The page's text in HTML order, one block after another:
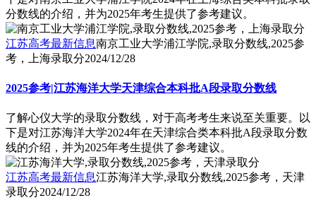
分数线的介绍，并为2025年考生提供了参考建议。
江苏高考最新信息南京工业大学浦江学院,录取分数线,2025参
考，上海录取分2024/12/28
2025参考|江苏海洋大学天津综合本科批A段录取分数线
了解心仪大学的录取分数线，对于高考考生来说至关重要。以
下是对江苏海洋大学2024年在天津综合类本科批A段录取分数
线的介绍，并为2025年考生提供了参考建议。
江苏高考最新信息江苏海洋大学,录取分数线,2025参考，天津
录取分2024/12/28